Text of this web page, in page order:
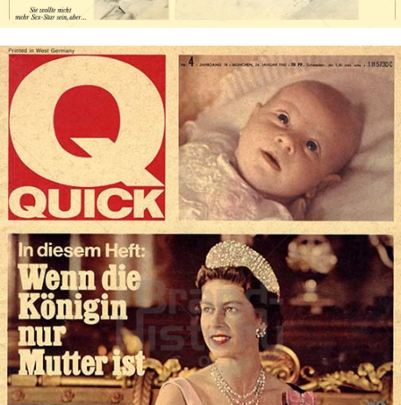
QUICK
QUICK - Die Illustrierte (25. 4. 1948 - 27. 8. 1992)
1965